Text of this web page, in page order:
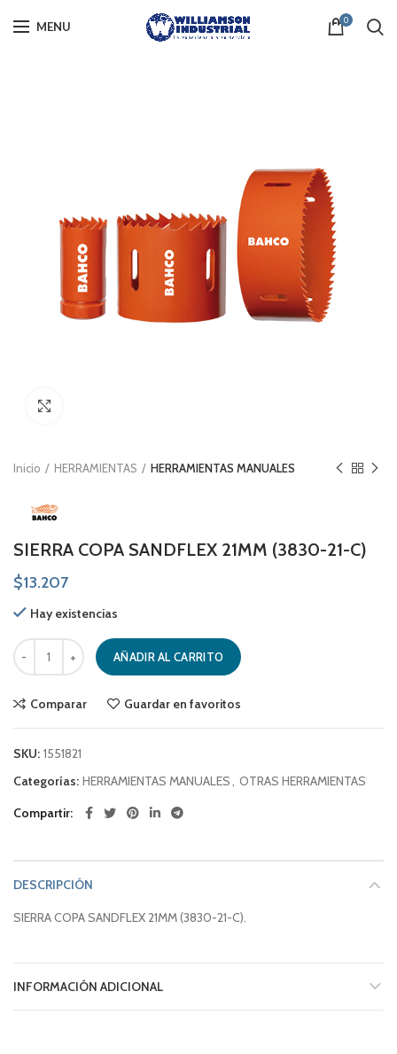
MENU 0
Inicio HERRAMIENTAS HERRAMIENTAS MANUALES
SIERRA COPA SANDFLEX 21MM (3830-21-C)
$13.207
Hay existencias
SIERRA COPA SANDFLEX 21MM (3830-21-C) cantidad
AÑADIR AL CARRITO
Comparar Guardar en favoritos
SKU: 1551821
Categorías: HERRAMIENTAS MANUALES, OTRAS HERRAMIENTAS
Compartir
DESCRIPCIÓN
SIERRA COPA SANDFLEX 21MM (3830-21-C).
INFORMACIÓN ADICIONAL